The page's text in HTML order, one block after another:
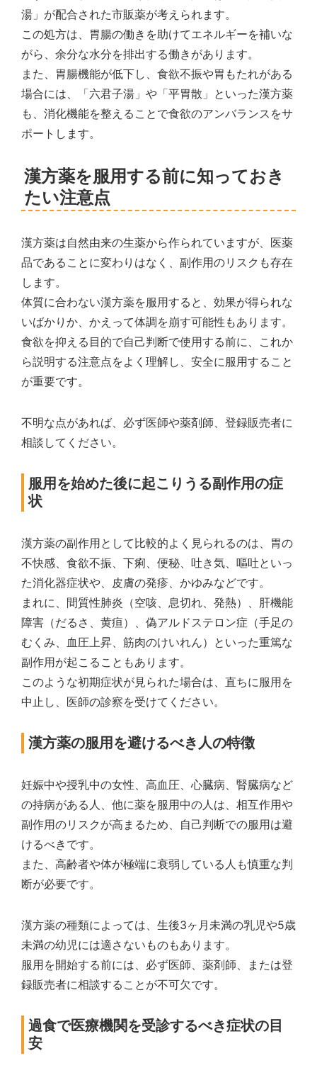
湯」が配合された市販薬が考えられます。
この処方は、胃腸の働きを助けてエネルギーを補いな
がら、余分な水分を排出する働きがあります。
また、胃腸機能が低下し、食欲不振や胃もたれがある
場合には、「六君子湯」や「平胃散」といった漢方薬
も、消化機能を整えることで食欲のアンバランスをサ
ポートします。
漢方薬を服用する前に知っておき
たい注意点
漢方薬は自然由来の生薬から作られていますが、医薬
品であることに変わりはなく、副作用のリスクも存在
します。
体質に合わない漢方薬を服用すると、効果が得られな
いばかりか、かえって体調を崩す可能性もあります。
食欲を抑える目的で自己判断で使用する前に、これか
ら説明する注意点をよく理解し、安全に服用すること
が重要です。
不明な点があれば、必ず医師や薬剤師、登録販売者に
相談してください。
服用を始めた後に起こりうる副作用の症
状
漢方薬の副作用として比較的よく見られるのは、胃の
不快感、食欲不振、下痢、便秘、吐き気、嘔吐といっ
た消化器症状や、皮膚の発疹、かゆみなどです。
まれに、間質性肺炎（空咳、息切れ、発熱）、肝機能
障害（だるさ、黄疸）、偽アルドステロン症（手足の
むくみ、血圧上昇、筋肉のけいれん）といった重篤な
副作用が起こることもあります。
このような初期症状が見られた場合は、直ちに服用を
中止し、医師の診察を受けてください。
漢方薬の服用を避けるべき人の特徴
妊娠中や授乳中の女性、高血圧、心臓病、腎臓病など
の持病がある人、他に薬を服用中の人は、相互作用や
副作用のリスクが高まるため、自己判断での服用は避
けるべきです。
また、高齢者や体が極端に衰弱している人も慎重な判
断が必要です。
漢方薬の種類によっては、生後3ヶ月未満の乳児や5歳
未満の幼児には適さないものもあります。
服用を開始する前には、必ず医師、薬剤師、または登
録販売者に相談することが不可欠です。
過食で医療機関を受診するべき症状の目
安